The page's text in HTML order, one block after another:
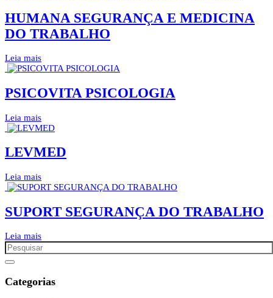
HUMANA SEGURANÇA E MEDICINA
DO TRABALHO
Leia mais
PSICOVITA PSICOLOGIA
Leia mais
LEVMED
Leia mais
SUPORT SEGURANÇA DO TRABALHO
Leia mais
Categorias